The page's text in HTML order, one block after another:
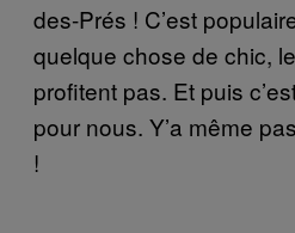
des-Prés ! C’est
quelque chose de chic,
profitent pas. Et puis
pour nous. Y’a même
!